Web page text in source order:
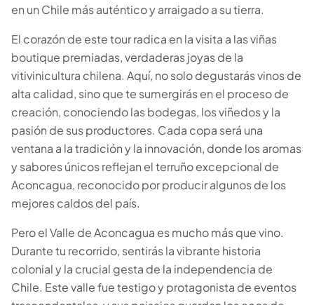
en un Chile más auténtico y arraigado a su tierra.
El corazón de este tour radica en la visita a las viñas
boutique premiadas, verdaderas joyas de la
vitivinicultura chilena. Aquí, no solo degustarás vinos de
alta calidad, sino que te sumergirás en el proceso de
creación, conociendo las bodegas, los viñedos y la
pasión de sus productores. Cada copa será una
ventana a la tradición y la innovación, donde los aromas
y sabores únicos reflejan el terruño excepcional de
Aconcagua, reconocido por producir algunos de los
mejores caldos del país.
Pero el Valle de Aconcagua es mucho más que vino.
Durante tu recorrido, sentirás la vibrante historia
colonial y la crucial gesta de la independencia de
Chile. Este valle fue testigo y protagonista de eventos
Escapada Tours Chile